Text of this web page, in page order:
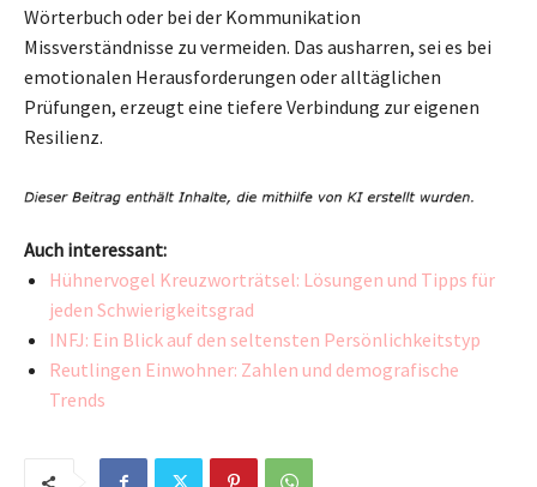
Wörterbuch oder bei der Kommunikation
Missverständnisse zu vermeiden. Das ausharren, sei es bei
emotionalen Herausforderungen oder alltäglichen
Prüfungen, erzeugt eine tiefere Verbindung zur eigenen
Resilienz.
Auch interessant:
Hühnervogel Kreuzworträtsel: Lösungen und Tipps für
jeden Schwierigkeitsgrad
INFJ: Ein Blick auf den seltensten Persönlichkeitstyp
Reutlingen Einwohner: Zahlen und demografische
Trends